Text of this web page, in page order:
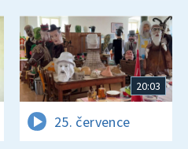
20:03
25. července